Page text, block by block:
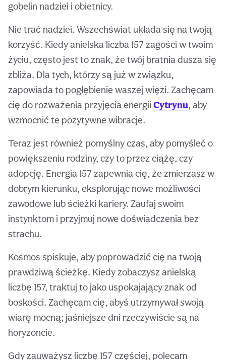
gobelin nadziei i obietnicy.
Nie trać nadziei. Wszechświat układa się na twoją
korzyść. Kiedy anielska liczba 157 zagości w twoim
życiu, często jest to znak, że twój bratnia dusza się
zbliża. Dla tych, którzy są już w związku,
zapowiada to pogłębienie waszej więzi. Zachęcam
cię do rozważenia przyjęcia energii Cytrynu, aby
wzmocnić te pozytywne wibracje.
Teraz jest również pomyślny czas, aby pomyśleć o
powiększeniu rodziny, czy to przez ciążę, czy
adopcję. Energia 157 zapewnia cię, że zmierzasz w
dobrym kierunku, eksplorując nowe możliwości
zawodowe lub ścieżki kariery. Zaufaj swoim
instynktom i przyjmuj nowe doświadczenia bez
strachu.
Kosmos spiskuje, aby poprowadzić cię na twoją
prawdziwą ścieżkę. Kiedy zobaczysz anielską
liczbę 157, traktuj to jako uspokajający znak od
boskości. Zachęcam cię, abyś utrzymywał swoją
wiarę mocną; jaśniejsze dni rzeczywiście są na
horyzoncie.
Gdy zauważysz liczbę 157 częściej, polecam